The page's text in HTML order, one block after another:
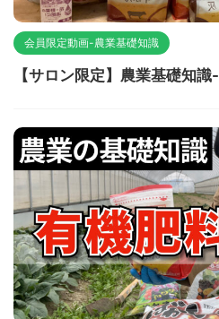
会員限定動画-農業基礎知識
【サロン限定】農業基礎知